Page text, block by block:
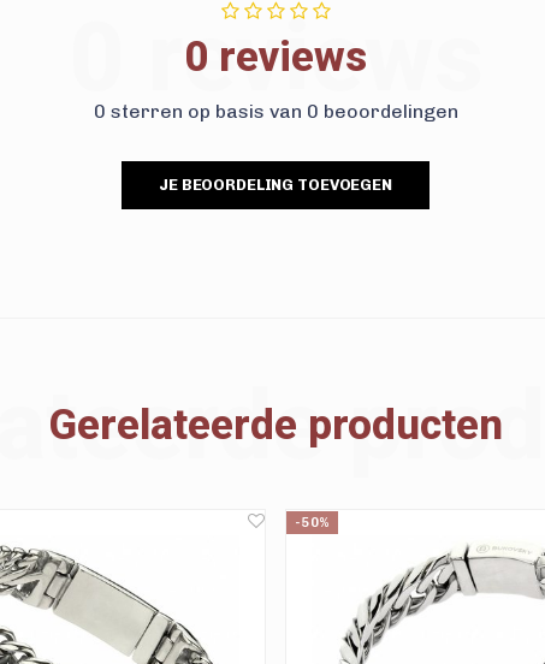
0 reviews
0 reviews
0 sterren op basis van 0 beoordelingen
JE BEOORDELING TOEVOEGEN
Gerelateerde producten
-50%